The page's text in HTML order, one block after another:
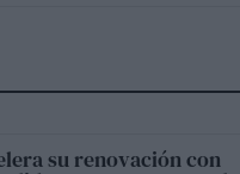
su renovación con